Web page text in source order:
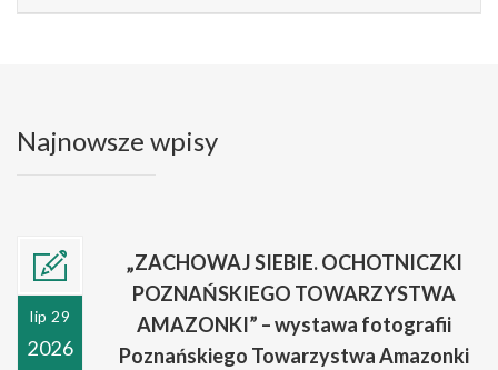
Najnowsze wpisy
lip 29
2026
„ZACHOWAJ SIEBIE. OCHOTNICZKI
POZNAŃSKIEGO TOWARZYSTWA
AMAZONKI” – wystawa fotografii
Poznańskiego Towarzystwa Amazonki